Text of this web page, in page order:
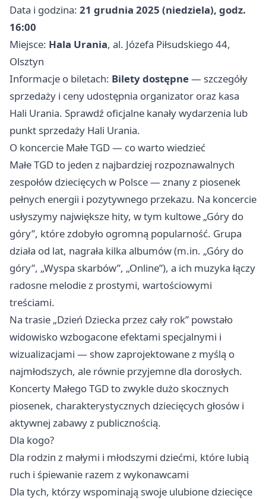
Data i godzina: 21 grudnia 2025 (niedziela), godz.
16:00
Miejsce: Hala Urania, al. Józefa Piłsudskiego 44,
Olsztyn
Informacje o biletach: Bilety dostępne— szczegóły
sprzedaży i ceny udostępnia organizator oraz kasa
Hali Urania. Sprawdź oficjalne kanały wydarzenia lub
punkt sprzedaży Hali Urania.
O koncercie Małe TGD — co warto wiedzieć
Małe TGD to jeden z najbardziej rozpoznawalnych
zespołów dziecięcych w Polsce — znany z piosenek
pełnych energii i pozytywnego przekazu. Na koncercie
usłyszymy największe hity, w tym kultowe „Góry do
góry”, które zdobyło ogromną popularność. Grupa
działa od lat, nagrała kilka albumów (m.in. „Góry do
góry”, „Wyspa skarbów”, „Online”), a ich muzyka łączy
radosne melodie z prostymi, wartościowymi
treściami.
Na trasie „Dzień Dziecka przez cały rok” powstało
widowisko wzbogacone efektami specjalnymi i
wizualizacjami — show zaprojektowane z myślą o
najmłodszych, ale równie przyjemne dla dorosłych.
Koncerty Małego TGD to zwykle dużo skocznych
piosenek, charakterystycznych dziecięcych głosów i
aktywnej zabawy z publicznością.
Dla kogo?
Dla rodzin z małymi i młodszymi dziećmi, które lubią
ruch i śpiewanie razem z wykonawcami ‍‍‍
Dla tych, którzy wspominają swoje ulubione dziecięce